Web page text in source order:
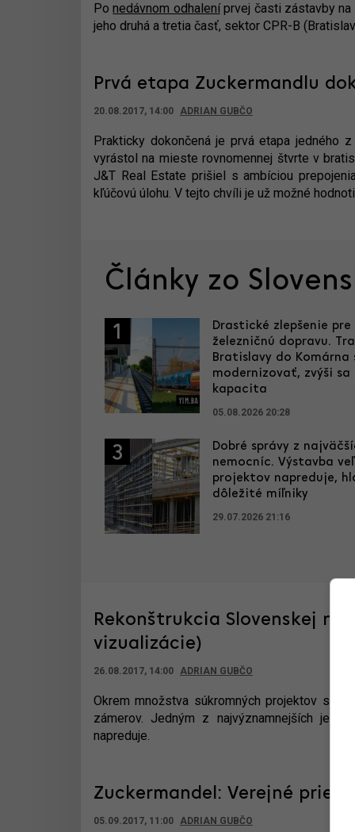
Ponedávnom odhaleníprvej časti zástavby na
jeho druhá a tretia časť, sektor CPR-B
Prvá etapa Zuckermandlu
20.08.2017, 14:00 ADRIAN GUBČO
Prakticky dokončená je prvá etapa jedného
vyrástol na mieste rovnomennej štvrte v
J&T Real Estate prišiel s ambíciou
kľúčovú úlohu. V tejto chvíli je už možné
Články zo
1
Drastické zlepšenie pre
železničnú dopravu.
Bratislavy do Komárna
modernizovať, zvýši sa
kapacita
05.08.2026 20:28
3
Dobré správy z
nemocníc. Výstavba
projektov napreduje,
dôležité míľniky
29.07.2026 21:16
Rekonštrukcia Slovenskej
vizualizácie)
26.08.2017, 14:00 ADRIAN GUBČO
Okrem množstva súkromných projektov sa v
zámerov. Jedným z najvýznamnejších je
napreduje.
Zuckermandel: Verejné
05.09.2017, 11:00 ADRIAN GUBČO